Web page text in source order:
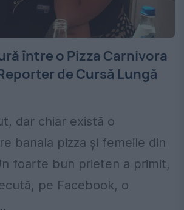
între o Pizza Carnivora
de Cursă Lungă
dar chiar există o
banala pizza și femeile din
foarte bun prieten a primit,
pe Facebook, o